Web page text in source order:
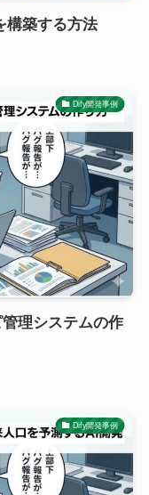
構築する方法
Dify開発事例
理システムの作
Dify開発事例